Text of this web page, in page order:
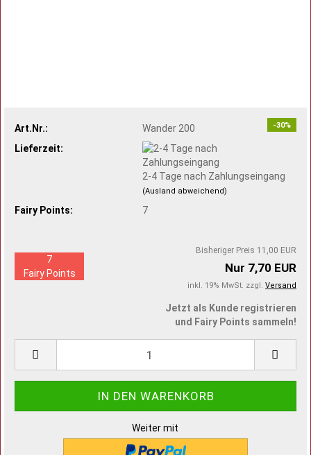
-30%
Art.Nr.:
Wander 200
Lieferzeit:
2-4 Tage nach Zahlungseingang
(Ausland abweichend)
Fairy Points: 7
Bisheriger Preis 11,00 EUR
Nur 7,70 EUR
inkl. 19% MwSt. zzgl. Versand
7
Fairy Points
Jetzt als Kunde registrieren
und Fairy Points sammeln!
Weiter mit